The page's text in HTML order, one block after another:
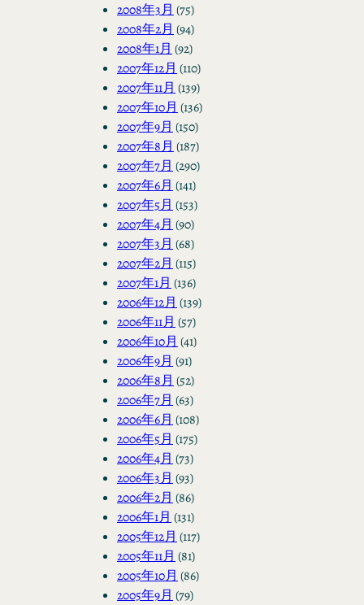
2008年3月 (75)
2008年2月 (94)
2008年1月 (92)
2007年12月 (110)
2007年11月 (139)
2007年10月 (136)
2007年9月 (150)
2007年8月 (187)
2007年7月 (290)
2007年6月 (141)
2007年5月 (153)
2007年4月 (90)
2007年3月 (68)
2007年2月 (115)
2007年1月 (136)
2006年12月 (139)
2006年11月 (57)
2006年10月 (41)
2006年9月 (91)
2006年8月 (52)
2006年7月 (63)
2006年6月 (108)
2006年5月 (175)
2006年4月 (73)
2006年3月 (93)
2006年2月 (86)
2006年1月 (131)
2005年12月 (117)
2005年11月 (81)
2005年10月 (86)
2005年9月 (79)